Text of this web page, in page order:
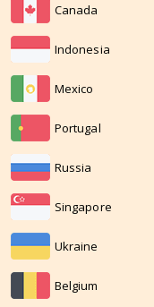
Canada
Indonesia
Mexico
Portugal
Russia
Singapore
Ukraine
Belgium